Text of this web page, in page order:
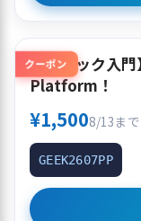
クーポン
【クイック入
Platform！
¥1,5008/13まで
GEEK2607PP